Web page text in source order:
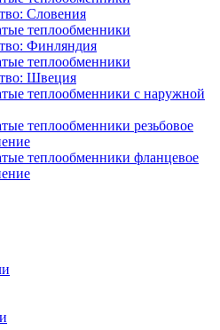
Словения
теплообменники
Финляндия
теплообменники
Швеция
теплообменники с наружной
теплообменники резьбовое
теплообменники фланцевое